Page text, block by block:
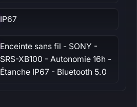
IP67
Enceinte sans fil - SONY -
SRS-XB100 - Autonomie 16h -
Étanche IP67 - Bluetooth 5.0